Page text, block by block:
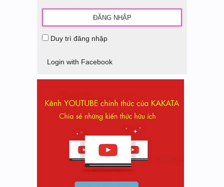
Duy trì đăng nhập
Login with Facebook